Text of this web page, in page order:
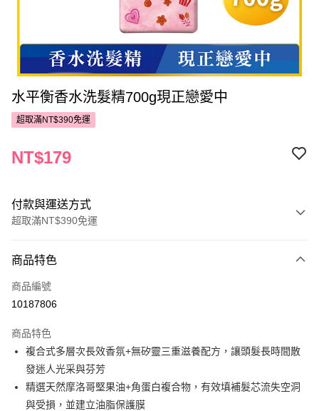
水平衡香水洗髮精700g現正戀愛中
超取滿NT$390免運
NT$179
付款與運送方式
超取滿NT$390免運
POYA支付
信用卡一次付款
LINE Pay
Apple Pay
街口支付
商品特色
商品編號
10187806
商品特色
複合式多層次長效香氛+無矽靈三重滋養配方，讓頭髮長時間散
發迷人光采與芬芳
精選天然摩洛哥堅果油+角蛋白複合物，有效填補髮芯流失空洞
與受損，並建立油脂保護膜